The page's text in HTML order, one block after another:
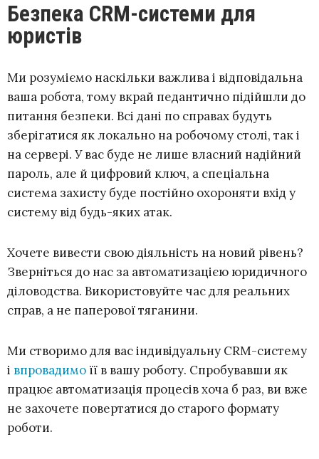
Безпека CRM-системи для
юристів
Ми розуміємо наскільки важлива і відповідальна
ваша робота, тому вкрай педантично підійшли до
питання безпеки. Всі дані по справах будуть
зберігатися як локально на робочому столі, так і
на сервері. У вас буде не лише власний надійний
пароль, але й цифровий ключ, а спеціальна
система захисту буде постійно охороняти вхід у
систему від будь-яких атак.
Хочете вивести свою діяльність на новий рівень?
Зверніться до нас за автоматизацією юридичного
діловодства. Використовуйте час для реальних
справ, а не паперової тяганини.
Ми створимо для вас індивідуальну CRM-систему
і впровадимо її в вашу роботу. Спробувавши як
працює автоматизація процесів хоча б раз, ви вже
не захочете повертатися до старого формату
роботи.